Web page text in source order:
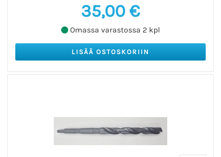
35,00 €
Omassa varastossa 2 kpl